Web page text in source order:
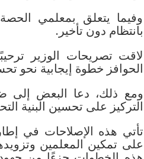
وفيما يتعلق بمعلمي
بانتظام دون تأخير.
لاقت تصريحات الوزير
الحوافز خطوة إيجابية نحو
ومع ذلك، دعا البعض إلى
التركيز على تحسين البنية
على تمكين المعلمين